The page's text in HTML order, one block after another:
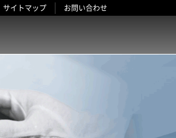
サイトマップ お問い合わせ